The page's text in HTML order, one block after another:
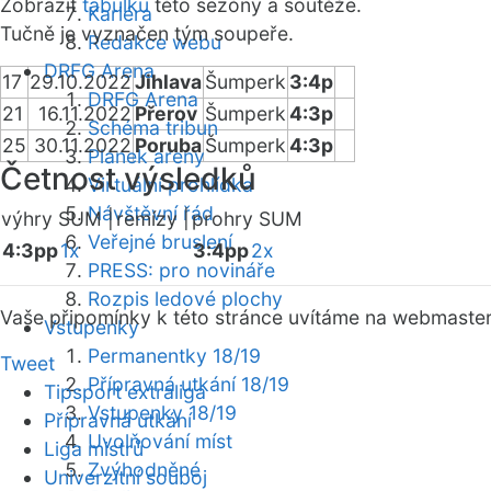
Kariéra
Redakce webu
DRFG Arena
DRFG Arena
Schéma tribun
Plánek areny
Virtuální prohlídka
Návštěvní řád
Veřejné bruslení
PRESS: pro novináře
Rozpis ledové plochy
Vstupenky
Permanentky 18/19
Přípravná utkání 18/19
Vstupenky 18/19
Uvolňování míst
Zvýhodněné
Zobrazit tabulku této sezóny a soutěže.
Tučně je vyznačen tým soupeře.
17 29.10.2022JihlavaŠumperk 3:4p
21
16.11.2022Přerov Šumperk4:3p
25 30.11.2022 PorubaŠumperk4:3p
Četnost výsledků
výhry SUM |remízy |prohry SUM
4:3pp1x 3:4pp2x
Vaše připomínky k této stránce uvítáme na webmaster
Tweet
Tipsport extraliga
Přípravná utkání
Liga mistrů
Univerzitní souboj